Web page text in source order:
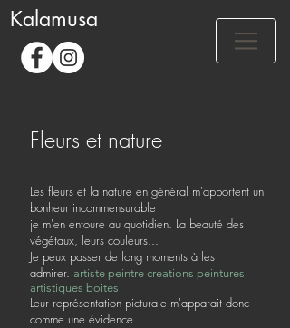
Kalamusa
Fleurs et nature
Les fleurs et la nature en général m'apportent un
bonheur incommensurable
je m'en entoure au quotidien. La beauté des
végétaux, leurs couleurs...
Je peux passer de long moments à les
admirer. artiste peintre creations peintures
artistiques boites
Leur représentation picturale m'apparait donc
comme une évidence.